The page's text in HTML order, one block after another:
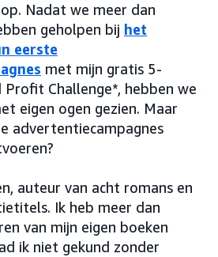
Nadat we meer dan
geholpen bij het
eerste
met mijn gratis 5-
Challenge*, hebben we
eigen ogen gezien. Maar
advertentiecampagnes
auteur van acht romans en
Ik heb meer dan
van mijn eigen boeken
ik niet gekund zonder